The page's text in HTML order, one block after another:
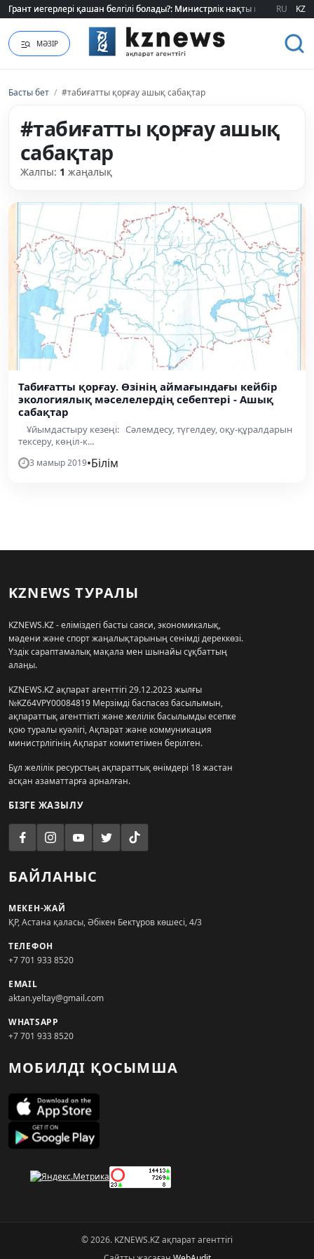
Грант иегерлері қашан белгілі болады?: Министрлік нақты мерзімді
Грант иегерлері қашан белгілі болады?: Министрлік нақты мерзімді
RU KZ
МӘЗІР
Басты бет / #табиғатты қорғау ашық сабақтар
#табиғатты қорғау ашық
сабақтар
Жалпы: 1 жаңалық
Табиғатты қорғау. Өзінің аймағындағы кейбір
экологиялық мәселелердің себептері - Ашық
сабақтар
Ұйымдастыру кезеңі: Сәлемдесу, түгелдеу, оқу-құралдарын
тексеру, көңіл-к...
3 мамыр 2019•Білім
KZNEWS ТУРАЛЫ
KZNEWS.KZ - еліміздегі басты саяси, экономикалық,
мәдени және спорт жаңалықтарының сенімді дереккөзі.
Үздік сараптамалық мақала мен шынайы сұқбаттың
алаңы.
KZNEWS.KZ ақпарат агенттігі 29.12.2023 жылғы
№KZ64VPY00084819 Мерзімді баспасөз басылымын,
ақпараттық агенттікті және желілік басылымды есепке
қою туралы куәлігі, Ақпарат және коммуникация
министрлігінің Ақпарат комитетімен берілген.
Бұл желілік ресурстың ақпараттық өнімдері 18 жастан
асқан азаматтарға арналған.
БІЗГЕ ЖАЗЫЛУ
БАЙЛАНЫС
МЕКЕН-ЖАЙ
ҚР, Астана қаласы, Әбікен Бектұров көшесі, 4/3
ТЕЛЕФОН
+7 701 933 8520
EMAIL
aktan.yeltay@gmail.com
WHATSAPP
+7 701 933 8520
МОБИЛДІ ҚОСЫМША
© 2026. KZNEWS.KZ ақпарат агенттігі